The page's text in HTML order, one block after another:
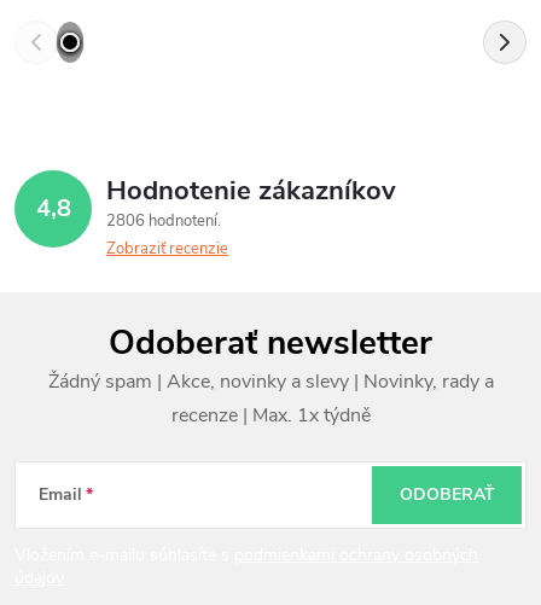
4,8 Hodnotenie zákazníkov
2806 hodnotení
Zobraziť recenzie
ä
Odoberať newsletter
Email ODOBERAŤ